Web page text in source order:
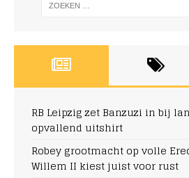
RB Leipzig zet Banzuzi in bij
opvallend uitshirt
Robey grootmacht op volle
Willem II kiest juist voor rust